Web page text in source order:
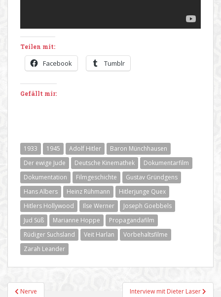
Teilen mit:
Facebook Tumblr
Gefällt mir:
1933 1945 Adolf Hitler
Baron Münchhausen
Der ewige Jude
Deutsche Kinemathek
Dokumentarfilm
Dokumentation
Filmgeschichte
Gustav Gründgens
Hans Albers
Heinz Rühmann
Hitlerjunge Quex
Hitlers Hollywood
Ilse Werner
Joseph Goebbels
Jud Süß
Marianne Hoppe
Propagandafilm
Rüdiger Suchsland
Veit Harlan
Vorbehaltsfilme
Zarah Leander
Beitragsnavigation
Nerve Interview mit Dieter Laser